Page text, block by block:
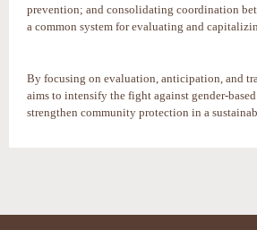
prevention; and consolidating coordination
a common system for evaluating and
By focusing on evaluation, anticipation, and
aims to intensify the fight against gender-
strengthen community protection in a
document